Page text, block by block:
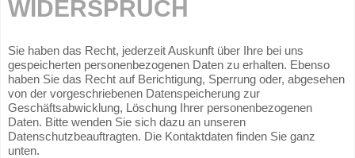
WIDERSPRUCH
Sie haben das Recht, jederzeit Auskunft über Ihre bei uns
gespeicherten personenbezogenen Daten zu erhalten. Ebenso
haben Sie das Recht auf Berichtigung, Sperrung oder, abgesehen
von der vorgeschriebenen Datenspeicherung zur
Geschäftsabwicklung, Löschung Ihrer personenbezogenen
Daten. Bitte wenden Sie sich dazu an unseren
Datenschutzbeauftragten. Die Kontaktdaten finden Sie ganz
unten.